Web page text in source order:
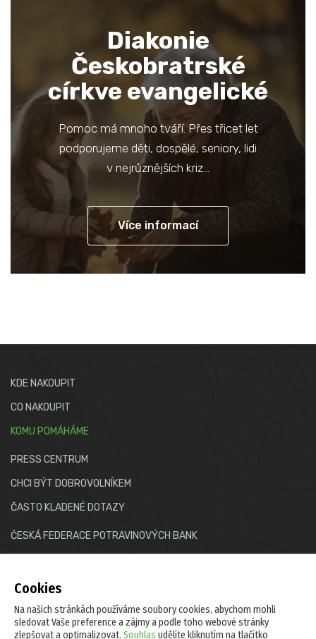
Diakonie
Českobratrské
církve evangelické
Pomoc má mnoho tváří. Přes třicet let
podporujeme děti, dospělé, seniory, lidi
v nejrůznějších kriz…
Více informací
KDE NAKOUPIT
CO NAKOUPIT
KOMU POMÁHÁME
PRESS CENTRUM
CHCI BÝT DOBROVOLNÍKEM
ČASTO KLADENÉ DOTAZY
ČESKÁ FEDERACE POTRAVINOVÝCH BANK
Cookies
Na našich stránkách používáme soubory cookies, abychom mohli
sledovat Vaše preference a zájmy a podle toho webové stránky
zlepšovat a optimalizovat. Souhlas udělíte kliknutím na tlačítko